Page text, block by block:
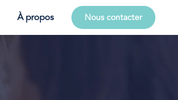
À propos Nous contacter